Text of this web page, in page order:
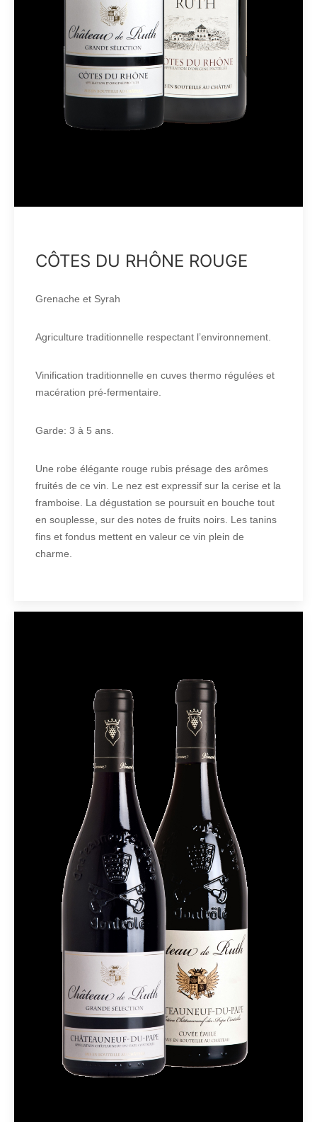
CÔTES DU RHÔNE ROUGE
Grenache et Syrah
Agriculture traditionnelle respectant l’environnement.
Vinification traditionnelle en cuves thermo régulées et
macération pré-fermentaire.
Garde: 3 à 5 ans.
Une robe élégante rouge rubis présage des arômes
fruités de ce vin. Le nez est expressif sur la cerise et la
framboise. La dégustation se poursuit en bouche tout
en souplesse, sur des notes de fruits noirs. Les tanins
fins et fondus mettent en valeur ce vin plein de
charme.